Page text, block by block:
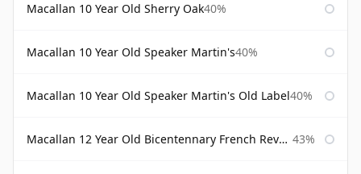
Macallan 10 Year Old Sherry Oak40%
Macallan 10 Year Old Speaker Martin's40%
Macallan 10 Year Old Speaker Martin's Old Label40%
Macallan 12 Year Old Bicentennary French Revolution 43%